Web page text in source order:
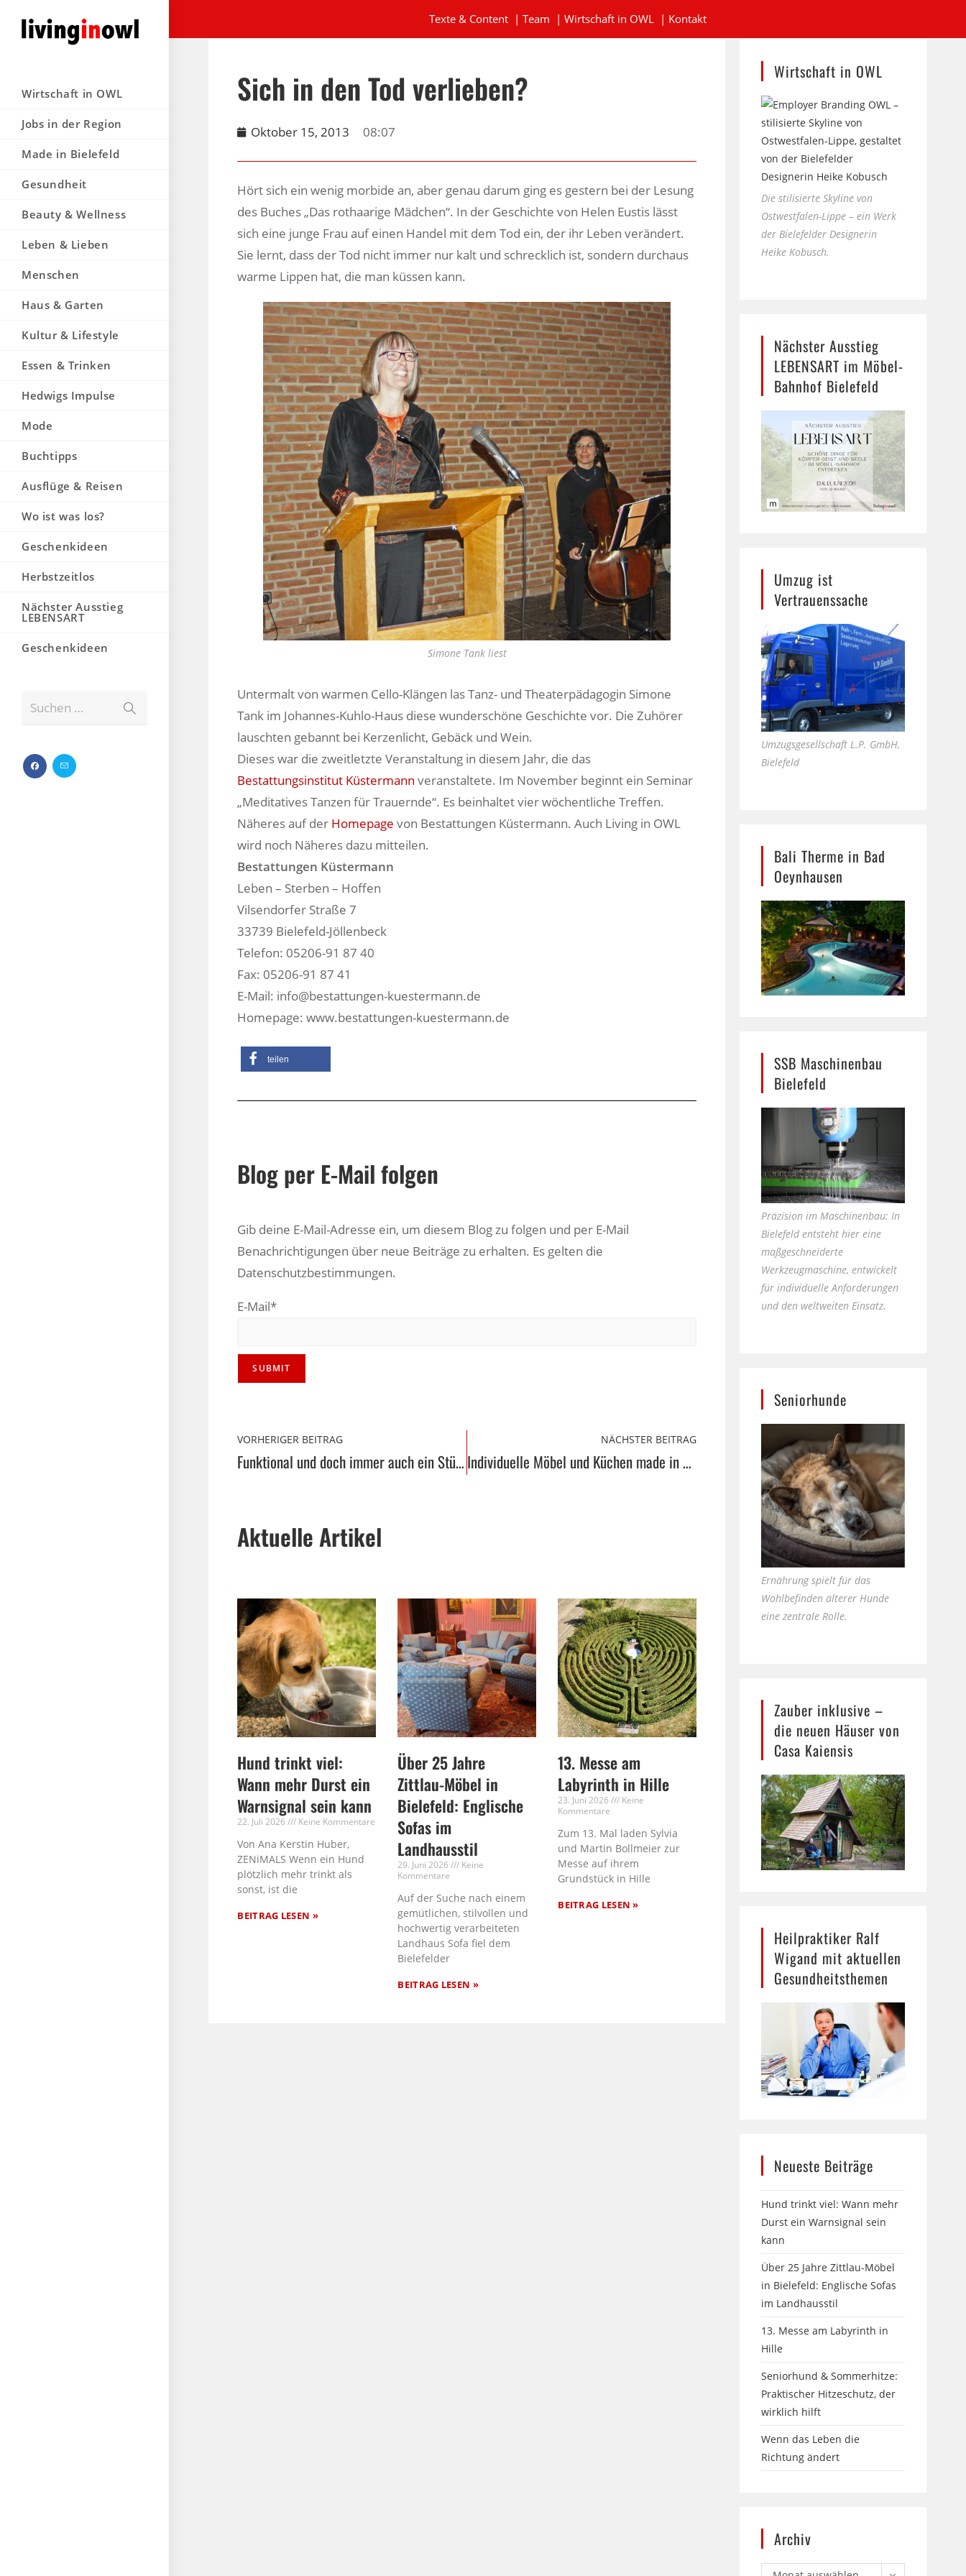
Texte & Content| Team | Wirtschaft in OWL| Kontakt
Wirtschaft in OWL
Jobs in der Region
Made in Bielefeld
Gesundheit
Beauty & Wellness
Leben & Lieben
Menschen
Haus & Garten
Kultur & Lifestyle
Essen & Trinken
Hedwigs Impulse
Mode
Buchtipps
Ausflüge & Reisen
Wo ist was los?
Geschenkideen
Herbstzeitlos
Nächster Ausstieg
LEBENSART
Geschenkideen
Suchen …
Sich in den Tod verlieben?
Oktober 15, 2013 08:07
Hört sich ein wenig morbide an, aber genau darum ging es gestern bei der Lesung
des Buches „Das rothaarige Mädchen“. In der Geschichte von Helen Eustis lässt
sich eine junge Frau auf einen Handel mit dem Tod ein, der ihr Leben verändert.
Sie lernt, dass der Tod nicht immer nur kalt und schrecklich ist, sondern durchaus
warme Lippen hat, die man küssen kann.
Simone Tank liest
Untermalt von warmen Cello-Klängen las Tanz- und Theaterpädagogin Simone
Tank im Johannes-Kuhlo-Haus diese wunderschöne Geschichte vor. Die Zuhörer
lauschten gebannt bei Kerzenlicht, Gebäck und Wein.
Dieses war die zweitletzte Veranstaltung in diesem Jahr, die das
Bestattungsinstitut Küstermann veranstaltete. Im November beginnt ein Seminar
„Meditatives Tanzen für Trauernde“. Es beinhaltet vier wöchentliche Treffen.
Näheres auf der Homepage von Bestattungen Küstermann. Auch Living in OWL
wird noch Näheres dazu mitteilen.
Bestattungen Küstermann
Leben – Sterben – Hoffen
Vilsendorfer Straße 7
33739 Bielefeld-Jöllenbeck
Telefon: 05206-91 87 40
Fax: 05206-91 87 41
E-Mail: info@bestattungen-kuestermann.de
Homepage: www.bestattungen-kuestermann.de
teilen
Blog per E-Mail folgen
Gib deine E-Mail-Adresse ein, um diesem Blog zu folgen und per E-Mail
Benachrichtigungen über neue Beiträge zu erhalten. Es gelten die
Datenschutzbestimmungen.
E-Mail*
VORHERIGER BEITRAG
Funktional und doch immer auch ein Stück Kunst
NÄCHSTER BEITRAG
Individuelle Möbel und Küchen made in Minden
Aktuelle Artikel
Hund trinkt viel:
Wann mehr Durst ein
Warnsignal sein kann
22. Juli 2026 Keine Kommentare
Von Ana Kerstin Huber,
ZENiMALS Wenn ein Hund
plötzlich mehr trinkt als
sonst, ist die
BEITRAG LESEN »
Über 25 Jahre
Zittlau-Möbel in
Bielefeld: Englische
Sofas im
Landhausstil
29. Juni 2026
Keine
Kommentare
Auf der Suche nach einem
gemütlichen, stilvollen und
hochwertig verarbeiteten
Landhaus Sofa fiel dem
Bielefelder
BEITRAG LESEN »
13. Messe am
Labyrinth in Hille
23. Juni 2026
Keine
Kommentare
Zum 13. Mal laden Sylvia
und Martin Bollmeier zur
Messe auf ihrem
Grundstück in Hille
BEITRAG LESEN »
Wirtschaft in OWL
Die stilisierte Skyline von
Ostwestfalen-Lippe – ein Werk
der Bielefelder Designerin
Heike Kobusch.
Nächster Ausstieg
LEBENSART im Möbel-
Bahnhof Bielefeld
Umzug ist
Vertrauenssache
Umzugsgesellschaft L.P. GmbH,
Bielefeld
Bali Therme in Bad
Oeynhausen
SSB Maschinenbau
Bielefeld
Präzision im Maschinenbau: In
Bielefeld entsteht hier eine
maßgeschneiderte
Werkzeugmaschine, entwickelt
für individuelle Anforderungen
und den weltweiten Einsatz.
Seniorhunde
Ernährung spielt für das
Wohlbefinden älterer Hunde
eine zentrale Rolle.
Zauber inklusive –
die neuen Häuser von
Casa Kaiensis
Heilpraktiker Ralf
Wigand mit aktuellen
Gesundheitsthemen
Neueste Beiträge
Hund trinkt viel: Wann mehr
Durst ein Warnsignal sein
kann
Über 25 Jahre Zittlau-Möbel
in Bielefeld: Englische Sofas
im Landhausstil
13. Messe am Labyrinth in
Hille
Seniorhund & Sommerhitze:
Praktischer Hitzeschutz, der
wirklich hilft
Wenn das Leben die
Richtung ändert
Archiv